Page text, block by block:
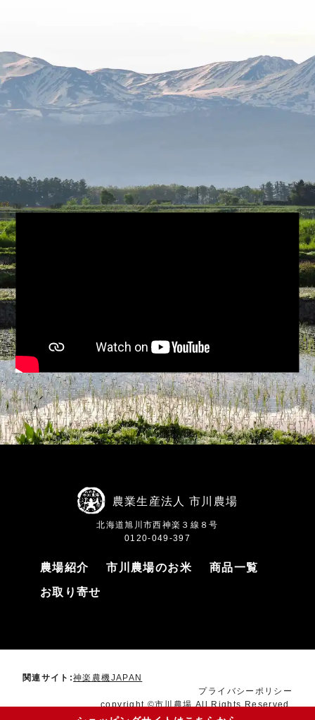
農業生産法人 市川農場
北海道旭川市西神楽３線８号
0120-049-397
農場紹介 市川農場のお米
商品一覧
お取り寄せ
関連サイト:神楽農機JAPAN
プライバシーポリシー
copyright ©市川農場 All Rights Reserved.